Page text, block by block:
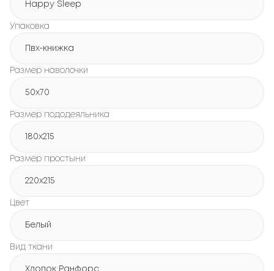
Happy Sleep
Упаковка
Пвх-книжка
Размер наволочки
50x70
Размер пододеяльника
180х215
Размер простыни
220х215
Цвет
Белый
Вид ткани
Хлопок Ранфорс